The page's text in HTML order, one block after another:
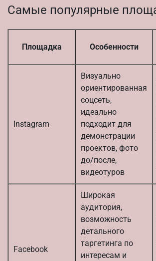
Самые популярные
Площадка Особенности
Instagram
Визуально
ориентированная
соцсеть,
идеально
подходит для
демонстрации
проектов, фото
до/после,
видеотуров
Facebook
Широкая
аудитория,
возможность
детального
таргетинга по
интересам и